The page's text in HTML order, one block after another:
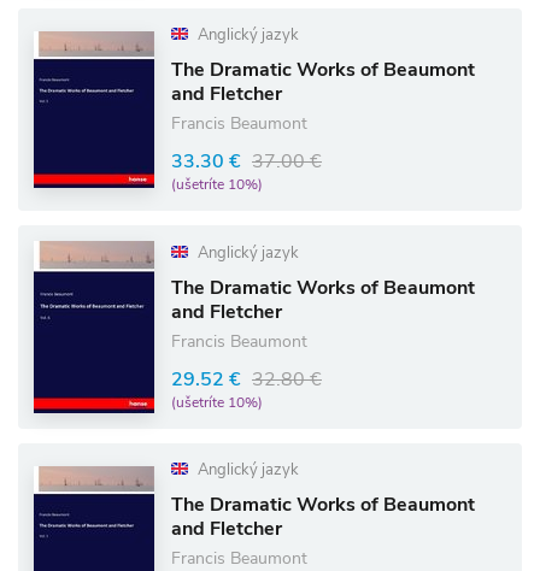
Anglický jazyk
The Dramatic Works of Beaumont
and Fletcher
Francis Beaumont
33.30 € 37.00 €
(ušetríte 10%)
Anglický jazyk
The Dramatic Works of Beaumont
and Fletcher
Francis Beaumont
29.52 € 32.80 €
(ušetríte 10%)
Anglický jazyk
The Dramatic Works of Beaumont
and Fletcher
Francis Beaumont